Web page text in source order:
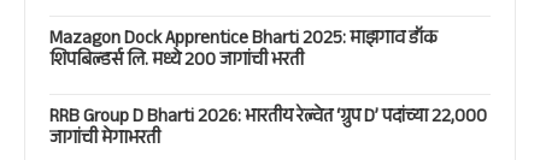
Mazagon Dock Apprentice Bharti 2025: माझगाव डॉक
शिपबिल्डर्स लि. मध्ये 200 जागांची भरती
RRB Group D Bharti 2026: भारतीय रेल्वेत ‘ग्रुप D’ पदांच्या 22,000
जागांची मेगाभरती